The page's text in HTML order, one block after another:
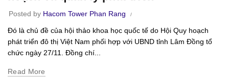
Posted by Hacom Tower Phan Rang
Đó là chủ đề của hội thảo khoa học quốc tế do Hội Quy hoạch
phát triển đô thị Việt Nam phối hợp với UBND tỉnh Lâm Đồng tổ
chức ngày 27/11. Đồng chí...
Read More